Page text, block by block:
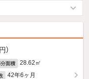
）
面積 28.62㎡
42年6ヶ月